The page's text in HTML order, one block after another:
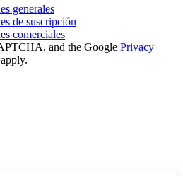
generales
de suscripción
comerciales
and the Google Privacy
apply.